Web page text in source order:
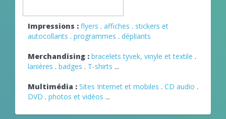
Impressions : flyers . affiches . stickers et
autocollants . programmes . dépliants
Merchandising : bracelets tyvek, vinyle et textile .
lanières . badges . T-shirts ...
Multimédia : Sites Internet et mobiles . CD audio .
DVD . photos et vidéos ...